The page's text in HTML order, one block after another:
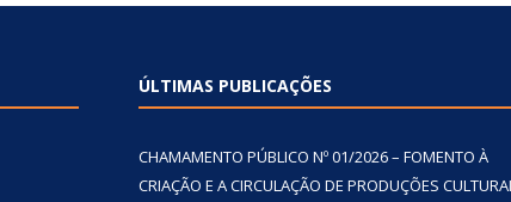
ÚLTIMAS PUBLICAÇÕES
CHAMAMENTO PÚBLICO Nº 01/2026 – FOMENTO À
CRIAÇÃO E A CIRCULAÇÃO DE PRODUÇÕES